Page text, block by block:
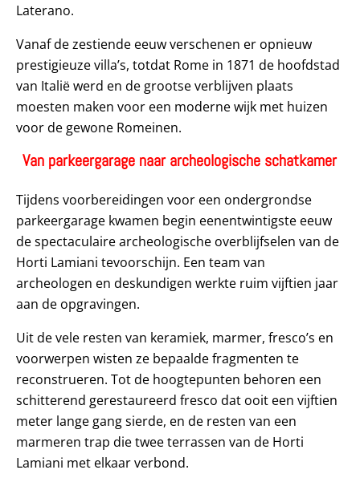
Laterano.
Vanaf de zestiende eeuw verschenen er opnieuw
prestigieuze villa’s, totdat Rome in 1871 de hoofdstad
van Italië werd en de grootse verblijven plaats
moesten maken voor een moderne wijk met huizen
voor de gewone Romeinen.
Van parkeergarage naar archeologische schatkamer
Tijdens voorbereidingen voor een ondergrondse
parkeergarage kwamen begin eenentwintigste eeuw
de spectaculaire archeologische overblijfselen van de
Horti Lamiani tevoorschijn. Een team van
archeologen en deskundigen werkte ruim vijftien jaar
aan de opgravingen.
Uit de vele resten van keramiek, marmer, fresco’s en
voorwerpen wisten ze bepaalde fragmenten te
reconstrueren. Tot de hoogtepunten behoren een
schitterend gerestaureerd fresco dat ooit een vijftien
meter lange gang sierde, en de resten van een
marmeren trap die twee terrassen van de Horti
Lamiani met elkaar verbond.